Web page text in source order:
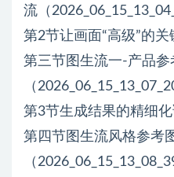
流（
第2节让画面“高级”的
第三节图生流一-产品
（
第3节生成结果的精细
第四节图生流风格参考
（